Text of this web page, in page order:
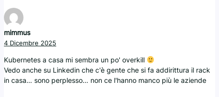
mimmus
4 Dicembre 2025
Kubernetes a casa mi sembra un po' overkill
Vedo anche su Linkedin che c'è gente che si fa addirittura il rack
in casa… sono perplesso… non ce l'hanno manco più le aziende